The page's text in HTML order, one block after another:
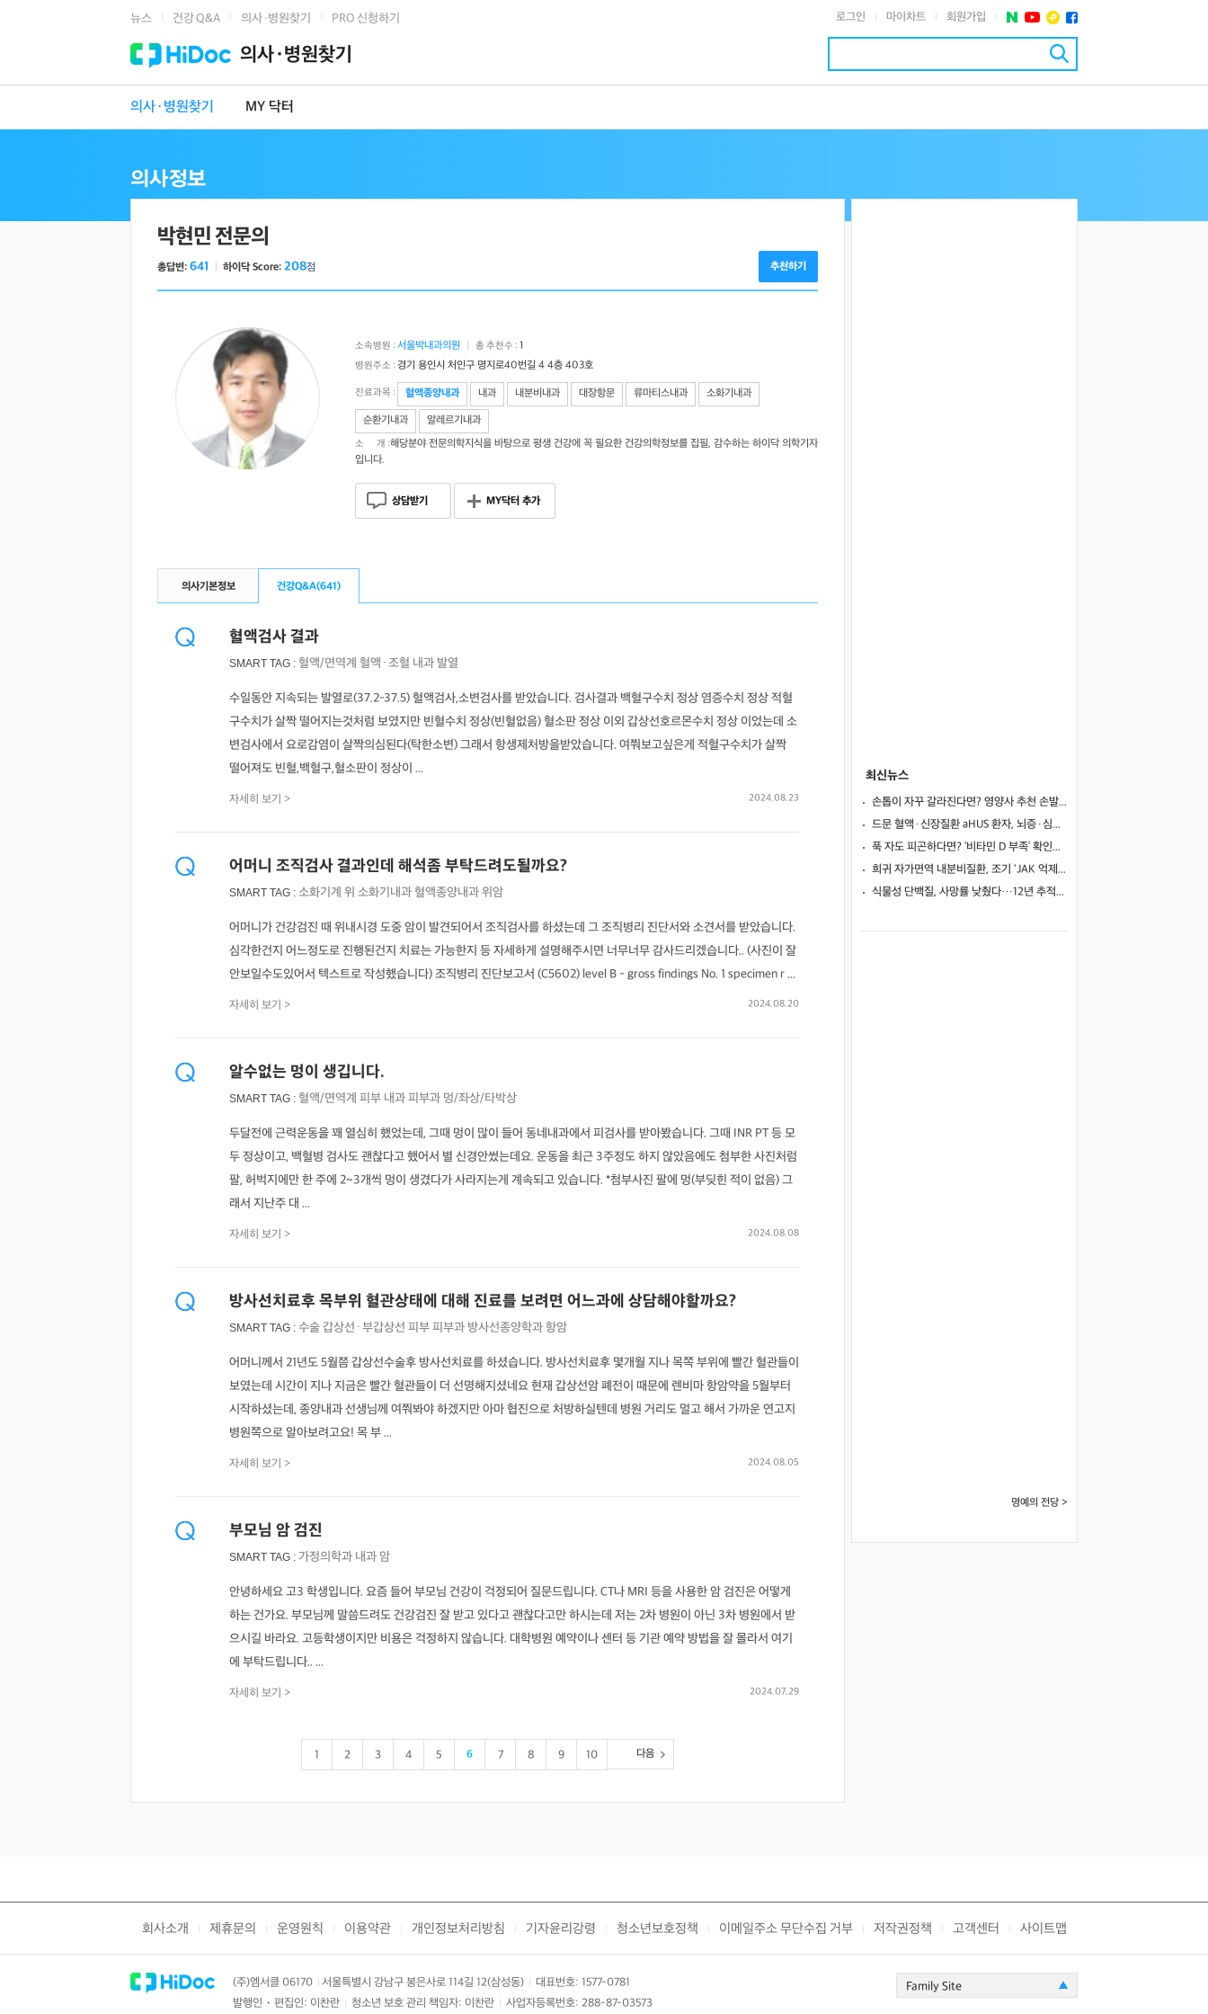
뉴스 건강 Q&A 의사·병원찾기 PRO 신청하기 로그인 마이차트 회원가입
의사·병원찾기
의사·병원찾기 MY 닥터
박현민 전문의
총답변: 641 하이닥 Score: 208점 추천하기
소속병원 : 서울박내과의원 총 추천수 : 1
병원주소 : 경기 용인시 처인구 명지로40번길 4 4층 403호
진료과목 : 혈액종양내과 내과 내분비내과 대장항문 류마티스내과
소화기내과
순환기내과
알레르기내과
소 개 :해당분야 전문의학지식을 바탕으로 평생 건강에 꼭 필요한 건강의학정보를 집필, 감수하는 하이닥 의학기자
입니다.
상담받기 MY닥터 추가
의사기본정보 건강Q&A(641)
혈액검사 결과
SMART TAG : 혈액/면역계 혈액·조혈 내과 발열
수일동안 지속되는 발열로(37.2-37.5) 혈액검사,소변검사를 받았습니다. 검사결과 백혈구수치 정상 염증수치 정상 적혈
구수치가 살짝 떨어지는것처럼 보였지만 빈혈수치 정상(빈혈없음) 혈소판 정상 이외 갑상선호르몬수치 정상 이었는데 소
변검사에서 요로감염이 살짝의심된다(탁한소변) 그래서 항생제처방을받았습니다. 여쭤보고싶은게 적혈구수치가 살짝
떨어져도 빈혈,백혈구,혈소판이 정상이 ...
자세히 보기 > 2024.08.23
어머니 조직검사 결과인데 해석좀 부탁드려도될까요?
SMART TAG : 소화기계 위 소화기내과혈액종양내과위암
어머니가 건강검진 때 위내시경 도중 암이 발견되어서 조직검사를 하셨는데 그 조직병리 진단서와 소견서를 받았습니다.
심각한건지 어느정도로 진행된건지 치료는 가능한지 등 자세하게 설명해주시면 너무너무 감사드리겠습니다.. (사진이 잘
안보일수도있어서 텍스트로 작성했습니다) 조직병리 진단보고서 (C5602) level B - gross findings No. 1 specimen r ...
자세히 보기 > 2024.08.20
알수없는 멍이 생깁니다.
SMART TAG : 혈액/면역계 피부 내과피부과 멍/좌상/타박상
두달전에 근력운동을 꽤 열심히 했었는데, 그때 멍이 많이 들어 동네내과에서 피검사를 받아봤습니다. 그때 INR PT 등 모
두 정상이고, 백혈병 검사도 괜찮다고 했어서 별 신경안썼는데요. 운동을 최근 3주정도 하지 않았음에도 첨부한 사진처럼
팔, 허벅지에만 한 주에 2~3개씩 멍이 생겼다가 사라지는게 계속되고 있습니다. *첨부사진 팔에 멍(부딪힌 적이 없음) 그
래서 지난주 대 ...
자세히 보기 > 2024.08.08
방사선치료후 목부위 혈관상태에 대해 진료를 보려면 어느과에 상담해야할까요?
SMART TAG : 수술갑상선·부갑상선 피부피부과 방사선종양학과항암
어머니께서 21년도 5월쯤 갑상선수술후 방사선치료를 하셨습니다. 방사선치료후 몇개월 지나 목쪽 부위에 빨간 혈관들이
보였는데 시간이 지나 지금은 빨간 혈관들이 더 선명해지셨네요 현재 갑상선암 폐전이 때문에 렌비마 항암약을 5월부터
시작하셨는데, 종양내과 선생님께 여쭤봐야 하겠지만 아마 협진으로 처방하실텐데 병원 거리도 멀고 해서 가까운 연고지
병원쪽으로 알아보려고요! 목 부 ...
자세히 보기 > 2024.08.05
부모님 암 검진
SMART TAG : 가정의학과 내과암
안녕하세요 고3 학생입니다. 요즘 들어 부모님 건강이 걱정되어 질문드립니다. CT나 MRI 등을 사용한 암 검진은 어떻게
하는 건가요. 부모님께 말씀드려도 건강검진 잘 받고 있다고 괜찮다고만 하시는데 저는 2차 병원이 아닌 3차 병원에서 받
으시길 바라요. 고등학생이지만 비용은 걱정하지 않습니다. 대학병원 예약이나 센터 등 기관 예약 방법을 잘 몰라서 여기
에 부탁드립니다.. ...
자세히 보기 > 2024.07.29
1 2 3 4 5 6 7 8 9 10 다음
최신뉴스
손톱이 자꾸 갈라진다면? 영양사 추천 손발톱 강화 음식 5가지
드문 혈액·신장질환 aHUS 환자, 뇌증·심근병증 겹쳤지만…조기 보체억제치료로 신경학적 회복 보여
푹 자도 피곤하다면? ‘비타민 D 부족’ 확인해야
희귀 자가면역 내분비질환, 조기 'JAK 억제제'로 진행 막고 호르몬 기능 되살렸다
식물성 단백질, 사망률 낮췄다…12년 추적서 35% 감소
명예의 전당 >
회사소개 제휴문의 운영원칙 이용약관 개인정보처리방침 기자윤리강령 청소년보호정책 이메일주소 무단수집 거부 저작권정책 고객센터 사이트맵
(주)엠서클 06170 서울특별시 강남구 봉은사로 114길 12(삼성동)
대표번호: 1577-0781
발행인・편집인: 이찬란
청소년 보호 관리 책임자: 이찬란 사업자등록번호: 288-87-03573
Family Site